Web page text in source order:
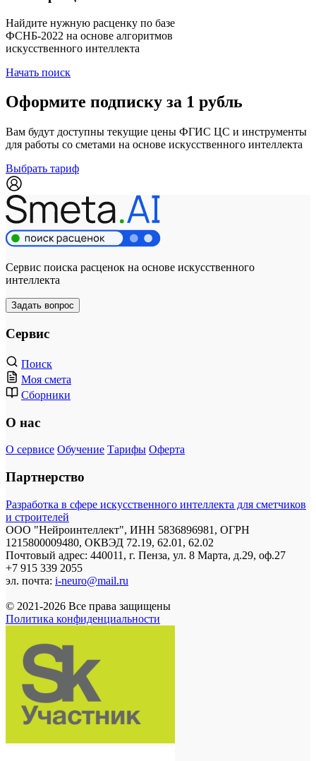
Найдите нужную расценку по базе
ФСНБ-2022 на основе алгоритмов
искусственного интеллекта
Начать поиск
Оформите подписку за 1 рубль
Вам будут доступны текущие цены ФГИС ЦС и инструменты
для работы со сметами на основе искусственного интеллекта
Выбрать тариф
Сервис поиска расценок на основе искусственного
интеллекта
Задать вопрос
Сервис
Поиск
Моя смета
Сборники
О нас
О сервисе Обучение Тарифы Оферта
Партнерство
Разработка в сфере искусственного интеллекта для сметчиков
и строителей
ООО "Нейроинтеллект", ИНН 5836896981, ОГРН
1215800009480, ОКВЭД 72.19, 62.01, 62.02
Почтовый адрес: 440011, г. Пенза, ул. 8 Марта, д.29, оф.27
+7 915 339 2055
эл. почта: i-neuro@mail.ru
© 2021-2026 Все права защищены
Политика конфиденциальности